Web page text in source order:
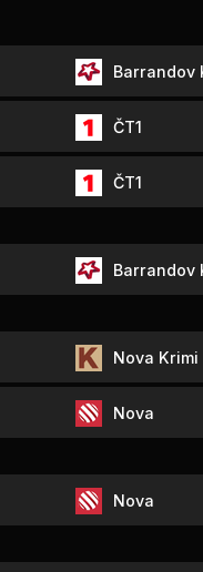
Barrandov
ČT1
ČT1
Barrandov
Nova Krimi
Nova
Nova